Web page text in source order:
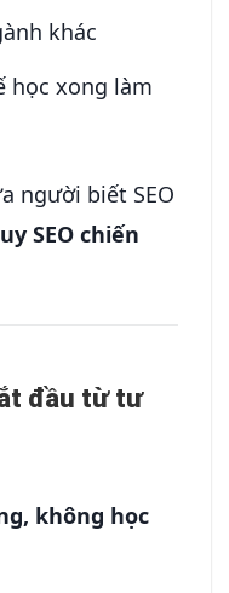
khác
học xong làm
người biết SEO
SEO chiến
đầu từ tư
không học